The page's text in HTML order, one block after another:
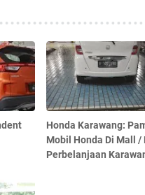
Honda Karawang:
Mobil Honda Di Mall /
Perbelanjaan